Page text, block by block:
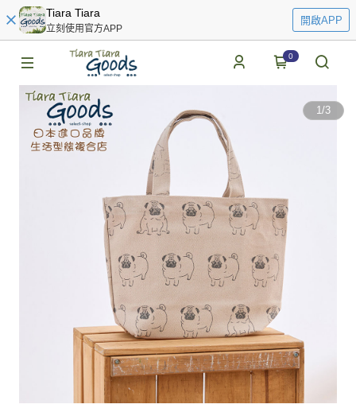
Tiara Tiara
立刻使用官方APP
開啟APP
0
1/3